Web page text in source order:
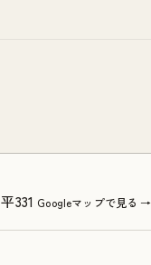
331 Googleマップで見る →